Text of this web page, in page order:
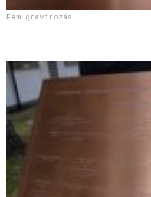
Fém gravírozás